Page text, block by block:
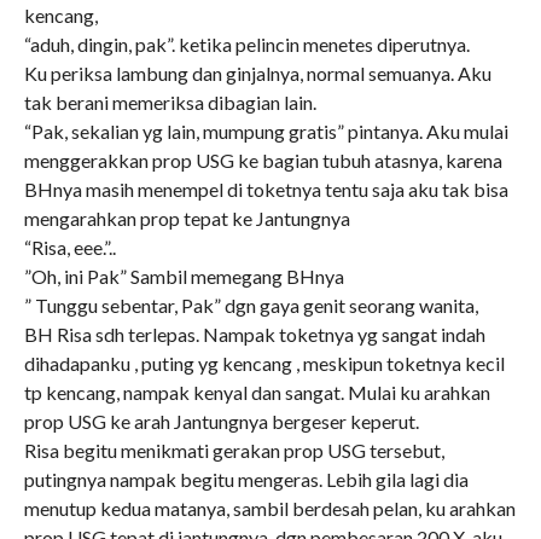
kencang,
“aduh, dingin, pak”. ketika pelincin menetes diperutnya.
Ku periksa lambung dan ginjalnya, normal semuanya. Aku
tak berani memeriksa dibagian lain.
“Pak, sekalian yg lain, mumpung gratis” pintanya. Aku mulai
menggerakkan prop USG ke bagian tubuh atasnya, karena
BHnya masih menempel di toketnya tentu saja aku tak bisa
mengarahkan prop tepat ke Jantungnya
“Risa, eee.”..
”Oh, ini Pak” Sambil memegang BHnya
” Tunggu sebentar, Pak” dgn gaya genit seorang wanita,
BH Risa sdh terlepas. Nampak toketnya yg sangat indah
dihadapanku , puting yg kencang , meskipun toketnya kecil
tp kencang, nampak kenyal dan sangat. Mulai ku arahkan
prop USG ke arah Jantungnya bergeser keperut.
Risa begitu menikmati gerakan prop USG tersebut,
putingnya nampak begitu mengeras. Lebih gila lagi dia
menutup kedua matanya, sambil berdesah pelan, ku arahkan